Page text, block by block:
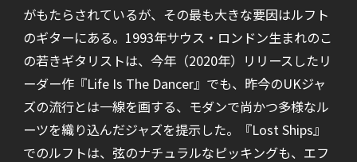
がもたらされているが、その最も大きな要因はルフト
のギターにある。1993年サウス・ロンドン生まれのこ
の若きギタリストは、今年（2020年）リリースしたリ
ーダー作『Life Is The Dancer』でも、昨今のUKジャ
ズの流行とは一線を画する、モダンで尚かつ多様なル
ーツを織り込んだジャズを提示した。『Lost Ships』
でのルフトは、弦のナチュラルなピッキングも、エフ